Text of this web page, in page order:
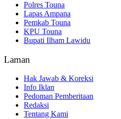
Polres Touna
Lapas Ampana
Pemkab Touna
KPU Touna
Bupati Ilham Lawidu
Laman
Hak Jawab & Koreksi
Info Iklan
Pedoman Pemberitaan
Redaksi
Tentang Kami